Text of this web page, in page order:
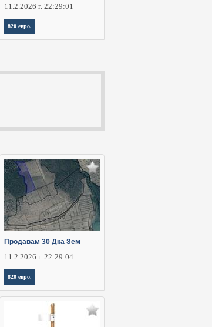
11.2.2026 г. 22:29:01
820 евро.
Продавам 30 Дка Зем
11.2.2026 г. 22:29:04
820 евро.